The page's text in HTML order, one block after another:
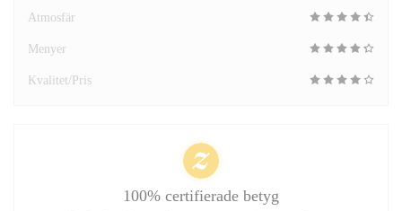
Atmosfär
Menyer
Kvalitet/Pris
100% certifierade betyg